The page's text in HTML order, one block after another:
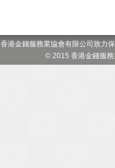
香港金錢服務業協會有限公司致力
© 2015 香港金錢服